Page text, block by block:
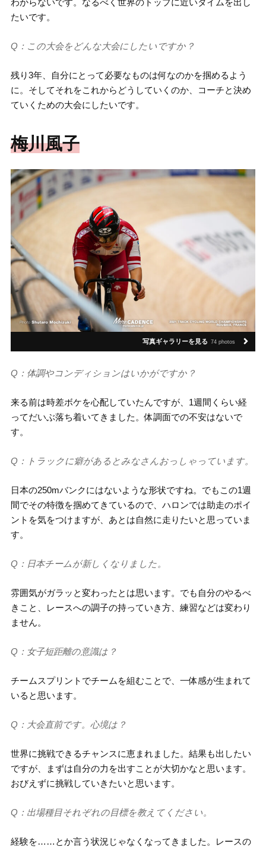
たいです。
Q：この大会をどんな大会にしたいですか？
残り3年、自分にとって必要なものは何なのかを掴めるよう
に。そしてそれをこれからどうしていくのか、コーチと決め
ていくための大会にしたいです。
梅川風子
写真ギャラリーを見る 74 photos
Q：体調やコンディションはいかがですか？
来る前は時差ボケを心配していたんですが、1週間くらい経
ってだいぶ落ち着いてきました。体調面での不安はないで
す。
Q：トラックに癖があるとみなさんおっしゃっています。
日本の250mバンクにはないような形状ですね。でもこの1週
間でその特徴を掴めてきているので、ハロンでは助走のポイ
ントを気をつけますが、あとは自然に走りたいと思っていま
す。
Q：日本チームが新しくなりました。
雰囲気がガラッと変わったとは思います。でも自分のやるべ
きこと、レースへの調子の持っていき方、練習などは変わり
ません。
Q：女子短距離の意識は？
チームスプリントでチームを組むことで、一体感が生まれて
いると思います。
Q：大会直前です。心境は？
世界に挑戦できるチャンスに恵まれました。結果も出したい
ですが、まずは自分の力を出すことが大切かなと思います。
おびえずに挑戦していきたいと思います。
Q：出場種目それぞれの目標を教えてください。
経験を……とか言う状況じゃなくなってきました。レースの